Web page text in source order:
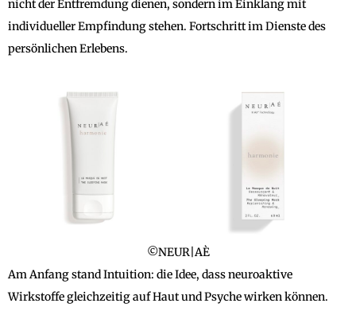
nicht der Entfremdung dienen, sondern im Einklang mit
individueller Empfindung stehen. Fortschritt im Dienste des
persönlichen Erlebens.
©NEUR|AÈ
Am Anfang stand Intuition: die Idee, dass neuroaktive
Wirkstoffe gleichzeitig auf Haut und Psyche wirken können.